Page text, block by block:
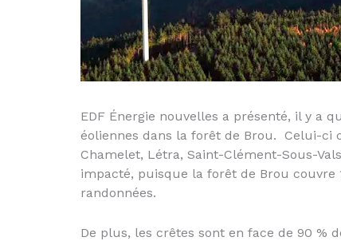
EDF Énergie nouvelles a présenté, il y a
éoliennes dans la forêt de Brou. Celui-ci
Chamelet, Létra, Saint-Clément-Sous-
impacté, puisque la forêt de Brou
randonnées.
De plus, les crêtes sont en face de 90 %